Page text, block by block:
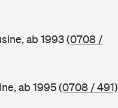
ab 1993(0708 /
ab 1995(0708 / 491)